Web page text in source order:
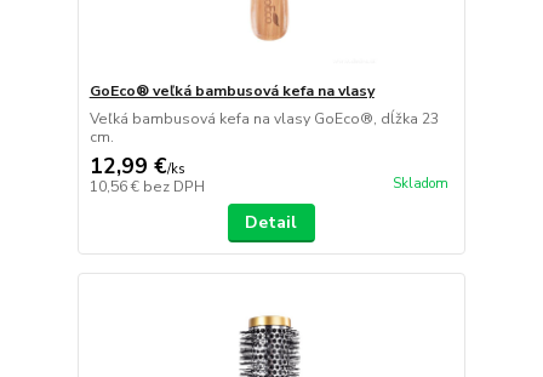
GoEco® veľká bambusová kefa na vlasy
Veľká bambusová kefa na vlasy GoEco®, dĺžka 23
cm.
12,99 €/ks
10,56 € bez DPH Skladom
Detail